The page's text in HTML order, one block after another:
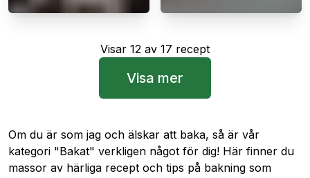
Supergoda Oreo donuts är en fantastiskt
En super
Visar 12 av 17 recept
Visa mer
Om du är som jag och älskar att baka, så är vår
kategori "Bakat" verkligen något för dig! Här finner du
massor av härliga recept och tips på bakning som